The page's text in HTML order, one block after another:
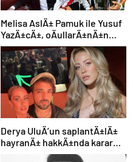
Melisa AslÄ± Pamuk ile Yusuf
YazÄ±cÄ±, oÄullarÄ±nÄ±n
yÃ¼zÃ¼nÃ¼ ilk kez
gÃ¶sterdi
Derya UluÄ’un saplantÄ±lÄ±
hayranÄ± hakkÄ±nda karar
Ã§Ä±ktÄ±: Adalet yerini